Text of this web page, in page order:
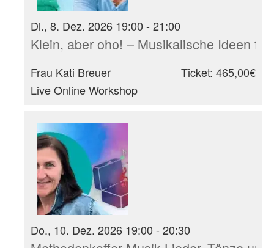
Di., 8. Dez. 2026 19:00 - 21:00
Klein, aber oho! – Musikalische Ideen
Frau Kati Breuer
Live Online Workshop
Ticket: 465,00€
Do., 10. Dez. 2026 19:00 - 20:30